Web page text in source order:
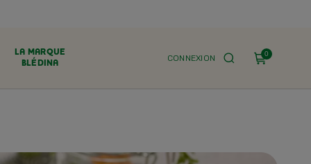
CONNEXION 0
LA MARQUE
BLÉDINA